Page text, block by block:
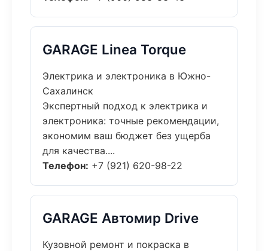
GARAGE Linea Torque
Электрика и электроника в Южно-
Сахалинск
Экспертный подход к электрика и
электроника: точные рекомендации,
экономим ваш бюджет без ущерба
для качества....
Телефон: +7 (921) 620-98-22
GARAGE Автомир Drive
Кузовной ремонт и покраска в